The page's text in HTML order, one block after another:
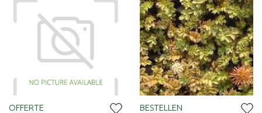
OFFERTE BESTELLEN